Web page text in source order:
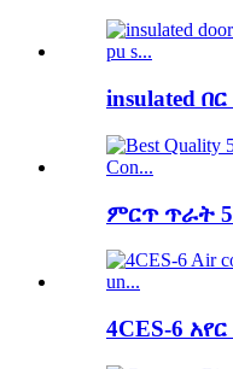
insulated
ምርጥ ጥራት
4CES-6